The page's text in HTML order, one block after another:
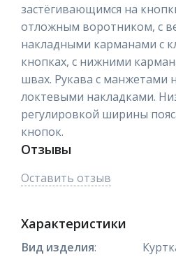
застёгивающимся на
отложным воротником, с
накладными карманами с
кнопках, с нижними
швах. Рукава с манжетами
локтевыми накладками.
регулировкой ширины
кнопок.
Отзывы
Оставить отзыв
Характеристики
Вид изделия: